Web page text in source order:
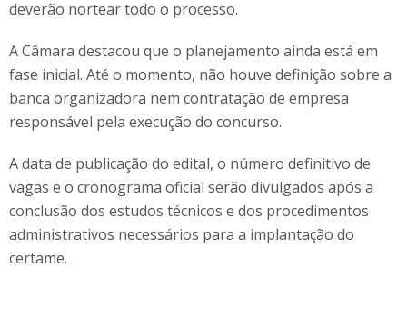
deverão nortear todo o processo.
A Câmara destacou que o planejamento ainda está em
fase inicial. Até o momento, não houve definição sobre a
banca organizadora nem contratação de empresa
responsável pela execução do concurso.
A data de publicação do edital, o número definitivo de
vagas e o cronograma oficial serão divulgados após a
conclusão dos estudos técnicos e dos procedimentos
administrativos necessários para a implantação do
certame.